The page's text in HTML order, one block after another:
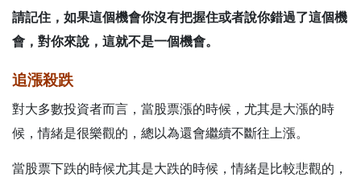
請記住，如果這個機會你沒有把握住或者說你錯過了這個機
會，對你來說，這就不是一個機會。
追漲殺跌
對大多數投資者而言，當股票漲的時候，尤其是大漲的時
候，情緒是很樂觀的，總以為還會繼續不斷往上漲。
當股票下跌的時候尤其是大跌的時候，情緒是比較悲觀的，